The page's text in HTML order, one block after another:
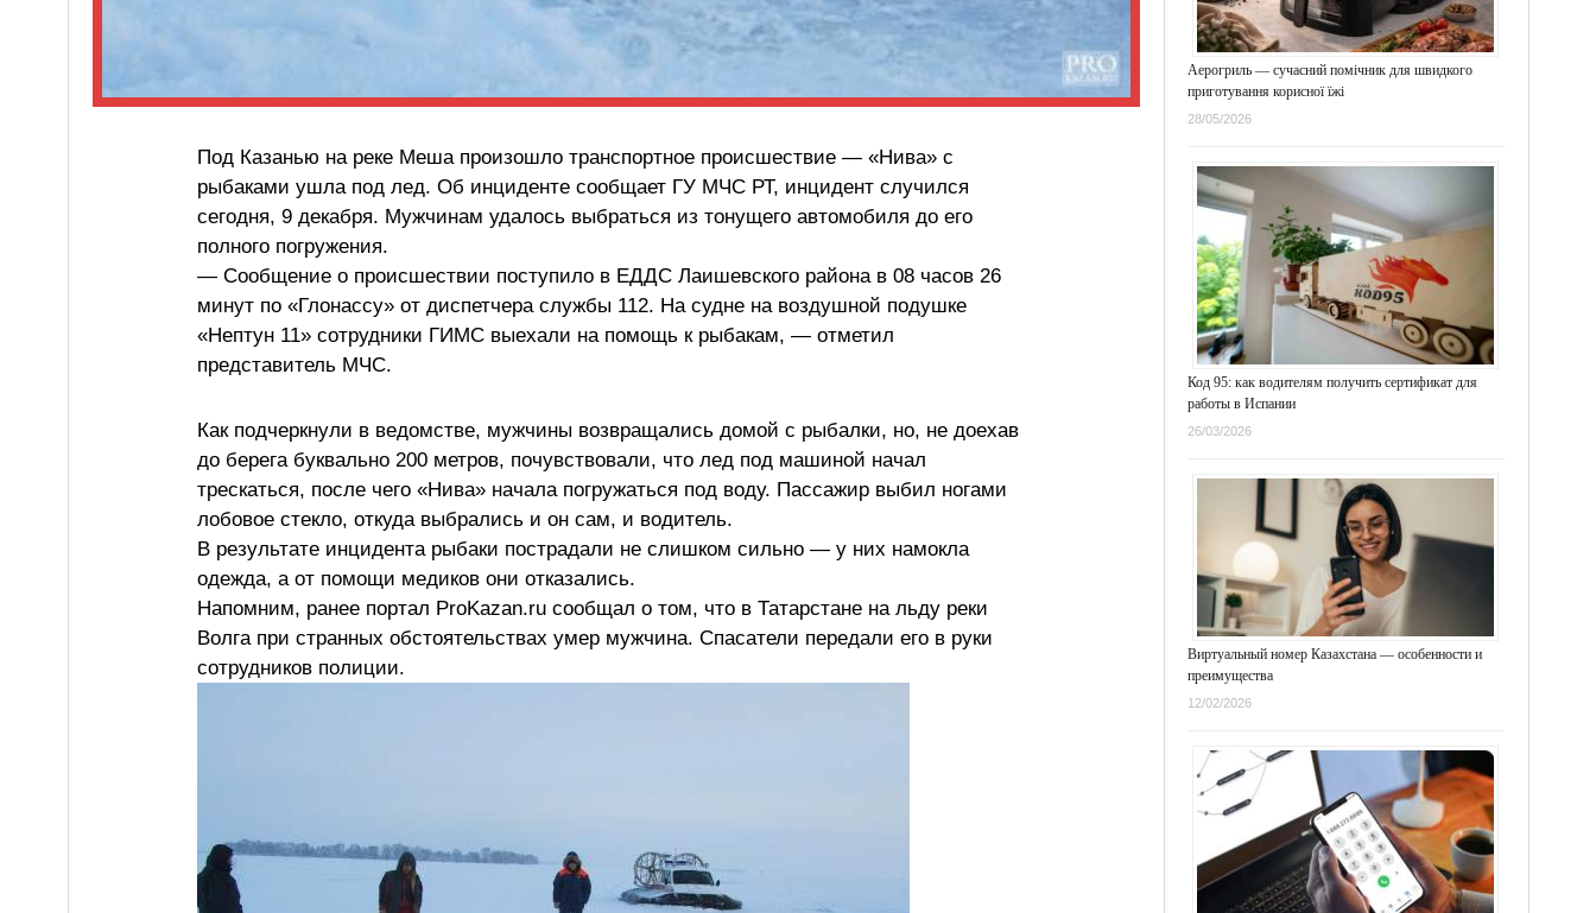
Под Казанью на реке Меша произошло транспортное происшествие — «Нива» с
рыбаками ушла под лед. Об инциденте сообщает ГУ МЧС РТ, инцидент случился
сегодня, 9 декабря. Мужчинам удалось выбраться из тонущего автомобиля до его
полного погружения.
— Сообщение о происшествии поступило в ЕДДС Лаишевского района в 08 часов 26
минут по «Глонассу» от диспетчера службы 112. На судне на воздушной подушке
«Нептун 11» сотрудники ГИМС выехали на помощь к рыбакам, — отметил
представитель МЧС.
Как подчеркнули в ведомстве, мужчины возвращались домой с рыбалки, но, не доехав
до берега буквально 200 метров, почувствовали, что лед под машиной начал
трескаться, после чего «Нива» начала погружаться под воду. Пассажир выбил ногами
лобовое стекло, откуда выбрались и он сам, и водитель.
В результате инцидента рыбаки пострадали не слишком сильно — у них намокла
одежда, а от помощи медиков они отказались.
Напомним, ранее портал ProKazan.ru сообщал о том, что в Татарстане на льду реки
Волга при странных обстоятельствах умер мужчина. Спасатели передали его в руки
сотрудников полиции.
Аерогриль — сучасний помічник для швидкого
приготування корисної їжі
28/05/2026
Код 95: как водителям получить сертификат для
работы в Испании
26/03/2026
Виртуальный номер Казахстана — особенности и
преимущества
12/02/2026